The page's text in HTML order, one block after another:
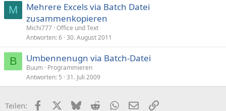
M
Mehrere Excels via Batch Datei
zusammenkopieren
Michi777 Office und Text
Antworten 6 30. August 2011
B Umbennenugn via Batch-Datei
Buum Programmieren
Antworten 5 31. Juli 2009
Teilen: FacebookX (Twitter)
BlueskyRedditWhatsApp
E-MailLink